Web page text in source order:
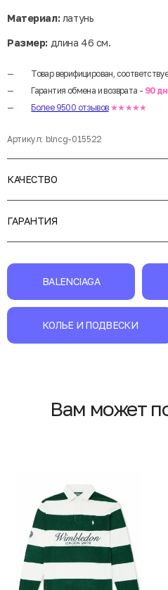
Материал:латунь
Размер: длина 46 см.
Товар верифицирован,
Гарантия обмена и возврата - 90
Более 9500 отзывов ★★★★★
Артикул: blncg-015522
КАЧЕСТВО
ГАРАНТИЯ
BALENCIAGA
КОЛЬЕ И ПОДВЕСКИ
Вам может